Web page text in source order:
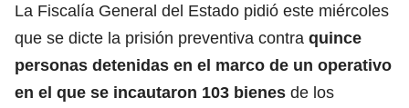
La Fiscalía General del Estado pidió este miércoles
que se dicte la prisión preventiva contra quince
personas detenidas en el marco de un operativo
en el que se incautaron 103 bienes de los